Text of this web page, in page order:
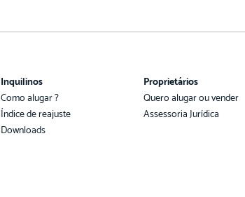
Inquilinos
Como alugar ?
Índice de reajuste
Downloads
Proprietários
Quero alugar ou vender
Assessoria Jurídica